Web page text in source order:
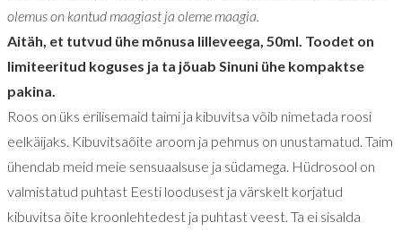
olemus on kantud maagiast ja oleme maagia.
Aitäh, et tutvud ühe mõnusa lilleveega, 50ml. Toodet on
limiteeritud koguses ja ta jõuab Sinuni ühe kompaktse
pakina.
Roos on üks erilisemaid taimi ja kibuvitsa võib nimetada roosi
eelkäijaks. Kibuvitsaõite aroom ja pehmus on unustamatud. Taim
ühendab meid meie sensuaalsuse ja südamega. Hüdrosool on
valmistatud puhtast Eesti loodusest ja värskelt korjatud
kibuvitsa õite kroonlehtedest ja puhtast veest. Ta ei sisalda